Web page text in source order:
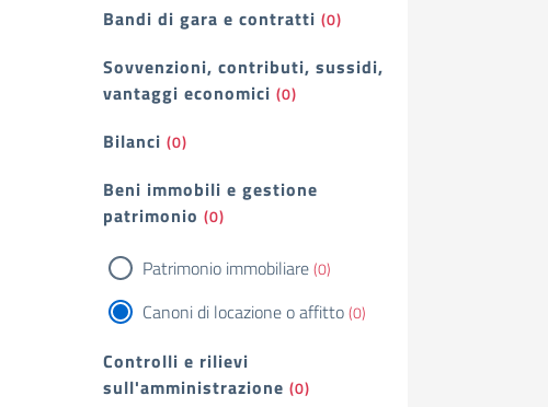
Bandi di gara e contratti (0)
Sovvenzioni, contributi, sussidi,
vantaggi economici (0)
Bilanci (0)
Beni immobili e gestione
patrimonio (0)
Patrimonio immobiliare(0)
Canoni di locazione o affitto(0)
Controlli e rilievi
sull'amministrazione (0)